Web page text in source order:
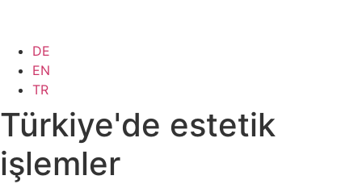
DE
EN
TR
Türkiye'de estetik
işlemler